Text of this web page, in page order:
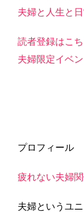
夫婦と人生と
読者登録はこ
夫婦限定イ
プロフィール
疲れない夫婦
夫婦というユ